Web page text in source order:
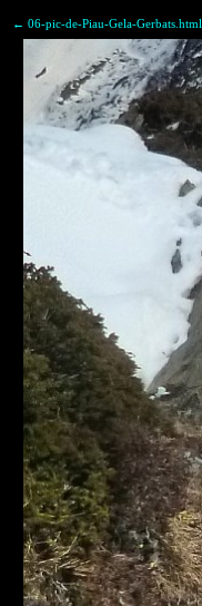
← 06-pic-de-Piau-Gela-Gerbats.html